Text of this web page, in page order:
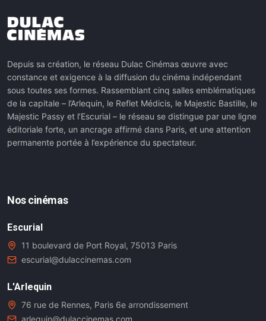
Depuis sa création, le réseau Dulac Cinémas œuvre avec
constance et exigence à la diffusion du cinéma indépendant
sous toutes ses formes. Rassemblant cinq salles emblématiques
de la capitale – l’Arlequin, le Reflet Médicis, le Majestic Bastille, le
Majestic Passy et l’Escurial – le réseau se distingue par une ligne
éditoriale forte, un ancrage affirmé dans Paris, et une attention
permanente portée à l’expérience du spectateur.
Nos cinémas
Escurial
11 boulevard de Port Royal, 75013 Paris
escurial@dulaccinemas.com
L'Arlequin
76 rue de Rennes, Paris 6e arrondissement